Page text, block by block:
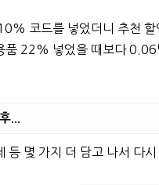
코드를 넣었더니 추천
품 22% 넣었을 때보다
...
등 몇 가지 더 담고 나서 다